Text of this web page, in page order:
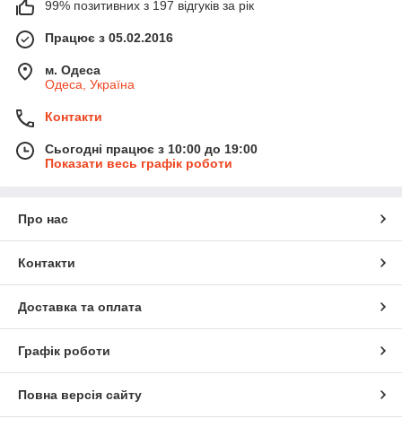
99% позитивних з 197 відгуків за рік
Працює з 05.02.2016
м. Одеса
Одеса, Україна
Контакти
Сьогодні працює з 10:00 до 19:00
Показати весь графік роботи
Про нас
Контакти
Доставка та оплата
Графік роботи
Повна версія сайту